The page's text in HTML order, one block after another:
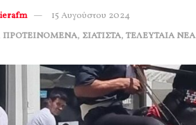
15 Αυγούστου 2024
ΠΡΟΤΕΙΝΟΜΕΝΑ, ΣΙΑΤΙΣΤΑ, ΤΕΛΕΥΤΑΙΑ ΝΕΑ